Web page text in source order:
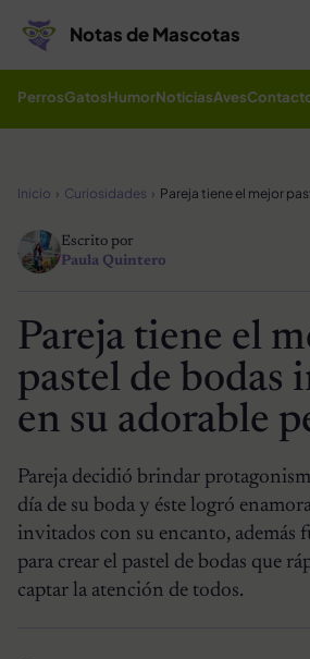
Notas de Mascotas
PerrosGatosHumorNoticiasAves
Inicio Curiosidades
Escrito por
Paula Quintero
Pareja tiene el
pastel de bodas
en su adorable
Pareja decidió brindar
día de su boda y éste logró
invitados con su encanto, además
para crear el pastel de bodas que
captar la atención de todos.